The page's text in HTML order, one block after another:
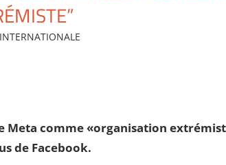
Meta comme «organisation
de Facebook.